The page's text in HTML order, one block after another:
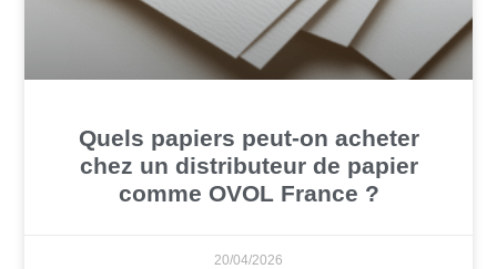
Quels papiers peut-on acheter
chez un distributeur de papier
comme OVOL France ?
20/04/2026